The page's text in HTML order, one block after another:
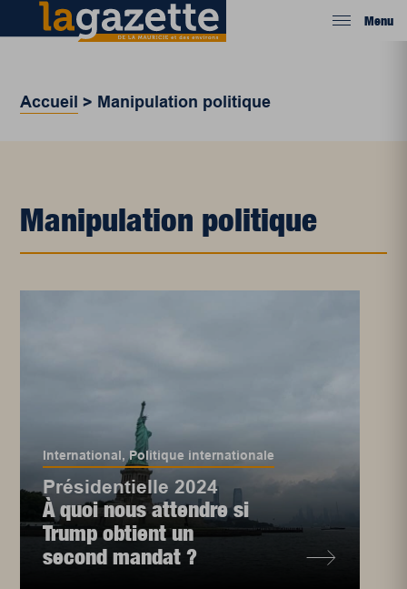
Menu
Accueil > Manipulation politique
Manipulation politique
International,Politique internationale
Présidentielle 2024
À quoi nous attendre si
Trump obtient un
second mandat ?